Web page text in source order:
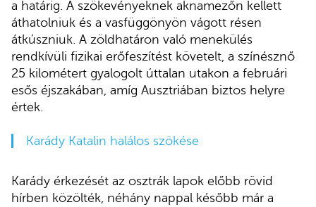
a határig. A szökevényeknek aknamezőn kellett
áthatolniuk és a vasfüggönyön vágott résen
átkúszniuk. A zöldhatáron való menekülés
rendkívüli fizikai erőfeszítést követelt, a színésznő
25 kilométert gyalogolt úttalan utakon a februári
esős éjszakában, amíg Ausztriában biztos helyre
értek.
Karády Katalin halálos szökése
Karády érkezését az osztrák lapok előbb rövid
hírben közölték, néhány nappal később már a